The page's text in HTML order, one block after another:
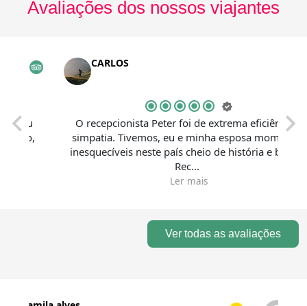
Avaliações dos nossos viajantes
CARLOS
O recepcionista Peter foi de extrema eficiência e
simpatia. Tivemos, eu e minha esposa momentos
inesquecíveis neste país cheio de história e beleza.
Ver todas as avaliações